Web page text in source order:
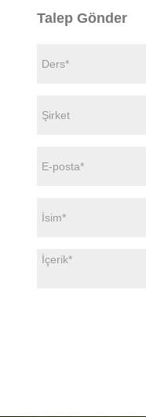
Talep Gönder